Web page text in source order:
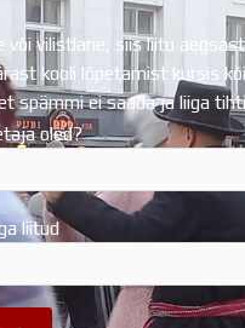
või vilistlane, siis liitu
kooli lõpetamist kursis
spämmi ei saada ja liiga
oled?
liitud